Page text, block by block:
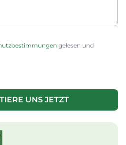
gelesen und
UNS JETZT